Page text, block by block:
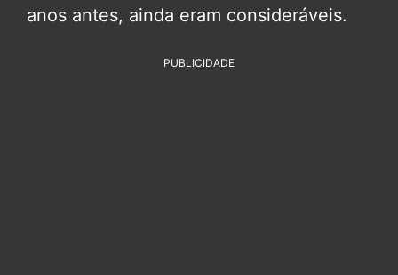
anos antes, ainda eram consideráveis.
PUBLICIDADE